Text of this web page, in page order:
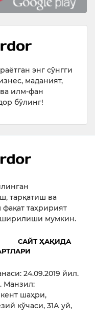
энг сўнгги
маданият,
илм-фан
бўлинг!
тарқатиш ва
таҳририят
мумкин.
САЙТ ҲАҚИДА
24.09.2019 йил.
Манзил:
шаҳри,
кўчаси, 31А уй,